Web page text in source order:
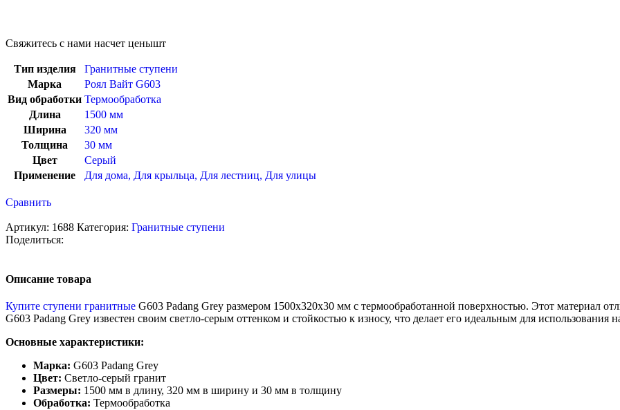
Свяжитесь с нами насчет ценышт
Тип изделия
Гранитные ступени
Марка
Роял Вайт G603
Вид обработки Термообработка
Длина
1500 мм
Ширина
320 мм
Толщина
30 мм
Цвет
Серый
Применение
Для дома, Для крыльца, Для лестниц, Для улицы
Сравнить
Артикул: 1688 Категория: Гранитные ступени
Поделиться:
Описание товара
Купите ступени гранитные G603 Padang Grey размером 1500x320x30 мм с термообработанной поверхностью. Этот материал
G603 Padang Grey известен своим светло-серым оттенком и стойкостью к износу, что делает его идеальным для использования
Основные характеристики:
Марка: G603 Padang Grey
Цвет: Светло-серый гранит
Размеры: 1500 мм в длину, 320 мм в ширину и 30 мм в толщину
Обработка: Термообработка